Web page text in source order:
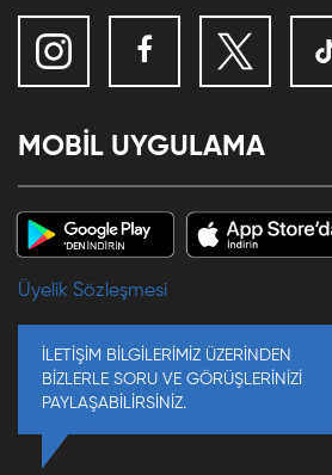
MOBİL UYGULAMA
Üyelik Sözleşmesi
İLETİŞİM BİLGİLERİMİZ ÜZERİNDEN
BİZLERLE SORU VE GÖRÜŞLERİNİZİ
PAYLAŞABİLİRSİNİZ.